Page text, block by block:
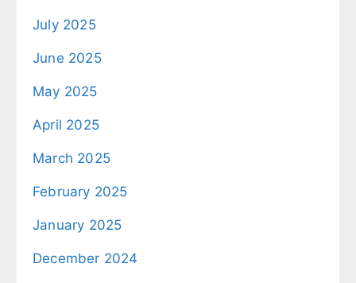
July 2025
June 2025
May 2025
April 2025
March 2025
February 2025
January 2025
December 2024